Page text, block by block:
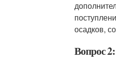
осадков,
Вопрос